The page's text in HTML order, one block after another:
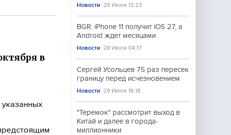
в
Новости 29 Июня 13:23
BGR: iPhone 11 получит iOS 27, а
Android ждет месяцами
Новости 28 Июля 04:17
Сергей Усольцев 75 раз пересек
границу перед исчезновением
Новости 29 Июля 16:18
"Теремок" рассмотрит выход в
Китай и далее в города-
миллионники